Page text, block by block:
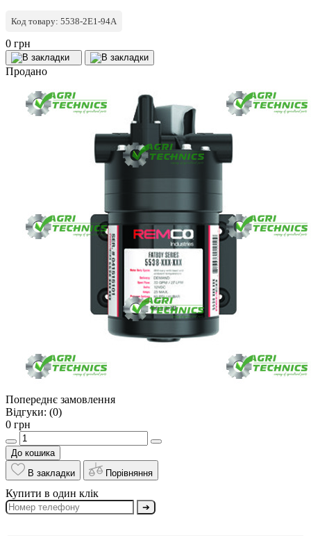
Код товару: 5538-2E1-94A
0 грн
Продано
Попереднє замовлення
Відгуки: (0)
0 грн
До кошика
В закладки
Порівняння
Купити в один клік
➔